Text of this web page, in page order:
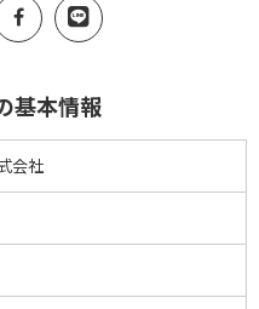
基本情報
会社